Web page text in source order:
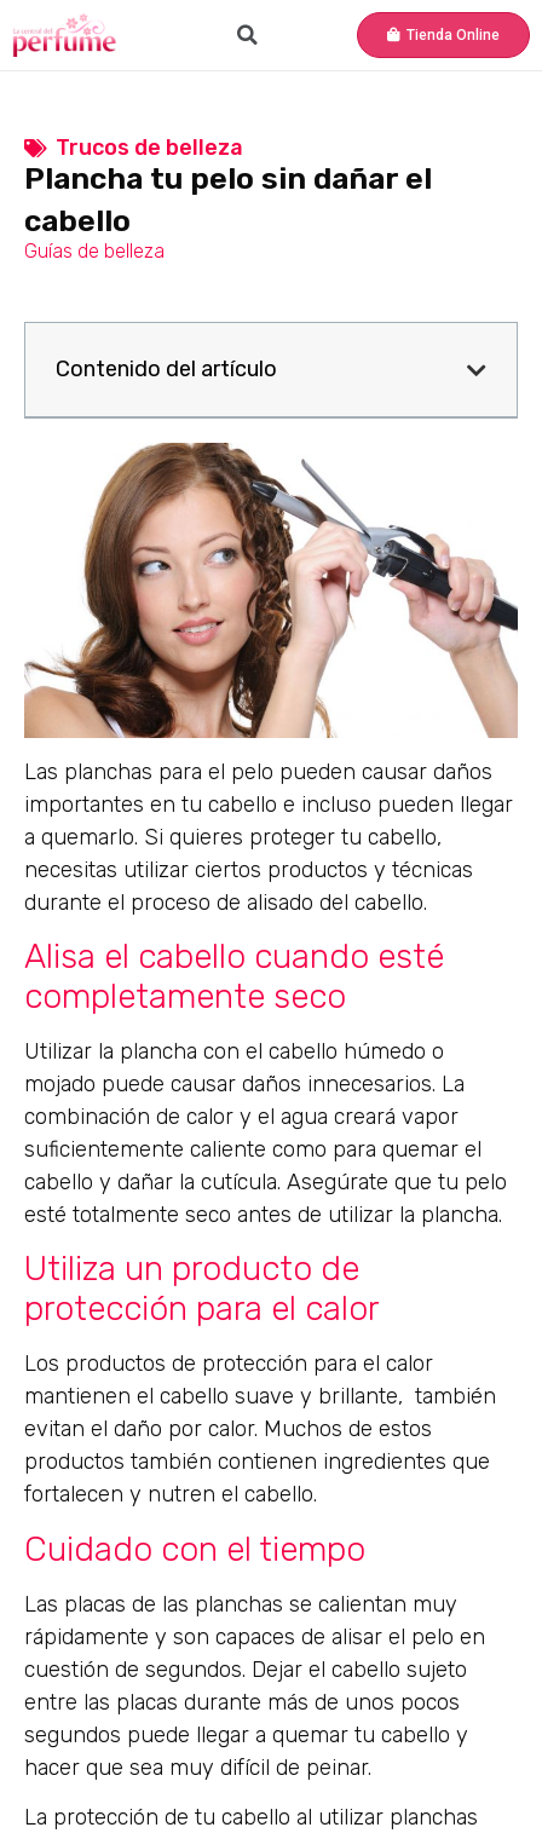
Tienda Online
Trucos de belleza
Plancha tu pelo sin dañar el
cabello
Guías de belleza
Contenido del artículo
Las planchas para el pelo pueden causar daños
importantes en tu cabello e incluso pueden llegar
a quemarlo. Si quieres proteger tu cabello,
necesitas utilizar ciertos productos y técnicas
durante el proceso de alisado del cabello.
Alisa el cabello cuando esté
completamente seco
Utilizar la plancha con el cabello húmedo o
mojado puede causar daños innecesarios. La
combinación de calor y el agua creará vapor
suficientemente caliente como para quemar el
cabello y dañar la cutícula. Asegúrate que tu pelo
esté totalmente seco antes de utilizar la plancha.
Utiliza un producto de
protección para el calor
Los productos de protección para el calor
mantienen el cabello suave y brillante, también
evitan el daño por calor. Muchos de estos
productos también contienen ingredientes que
fortalecen y nutren el cabello.
Cuidado con el tiempo
Las placas de las planchas se calientan muy
rápidamente y son capaces de alisar el pelo en
cuestión de segundos. Dejar el cabello sujeto
entre las placas durante más de unos pocos
segundos puede llegar a quemar tu cabello y
hacer que sea muy difícil de peinar.
La protección de tu cabello al utilizar planchas